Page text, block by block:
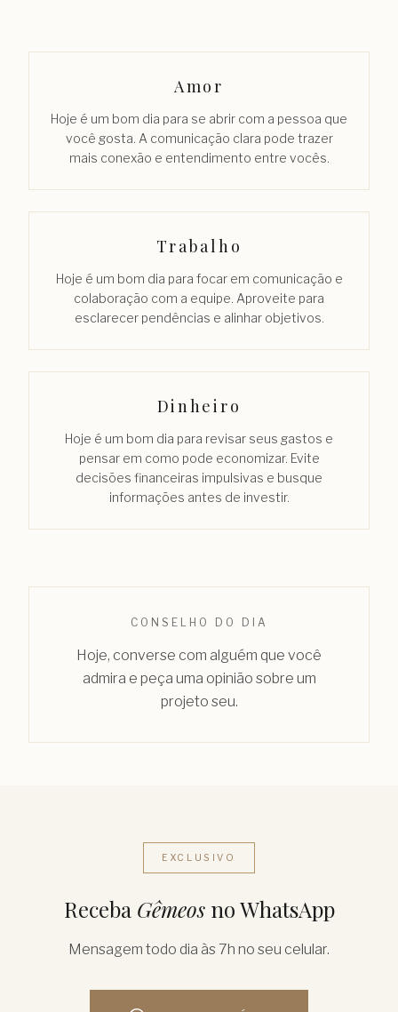
Amor
Hoje é um bom dia para se abrir com a pessoa que
você gosta. A comunicação clara pode trazer
mais conexão e entendimento entre vocês.
Trabalho
Hoje é um bom dia para focar em comunicação e
colaboração com a equipe. Aproveite para
esclarecer pendências e alinhar objetivos.
Dinheiro
Hoje é um bom dia para revisar seus gastos e
pensar em como pode economizar. Evite
decisões financeiras impulsivas e busque
informações antes de investir.
CONSELHO DO DIA
Hoje, converse com alguém que você
admira e peça uma opinião sobre um
projeto seu.
EXCLUSIVO
Receba Gêmeosno WhatsApp
Mensagem todo dia às 7h no seu celular.